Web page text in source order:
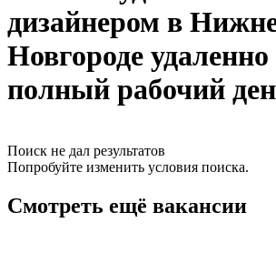
дизайнером в
Новгороде удаленно
полный рабочий
Поиск не дал результатов
Попробуйте изменить условия поиска.
Смотреть ещё вакансии